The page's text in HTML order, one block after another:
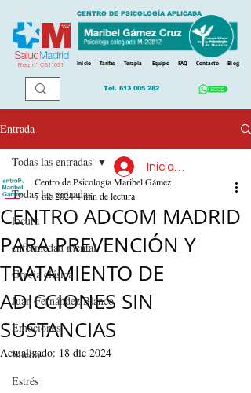
Reg. nº CS11031
CENTRO DE PSICOLOGÍA APLICADA
Inicio Tarifas Terapia Equipo FAQ Contacto Blog
Tel. 613 005 282
Entrada
Todas las entradas
locura
enfermedad mental
Grecia clásica
Juan Fernández Blanco
Emociones
Miedo
Estrés
Todas las entradas
CENTRO ADCOM MADRID
PARA PREVENCIÓN Y
TRATAMIENTO DE
ADICCIONES SIN
SUSTANCIAS
Centro de Psicología Maribel Gámez
7 dic 20244 min de lectura
Actualizado: 18 dic 2024
Iniciar sesión